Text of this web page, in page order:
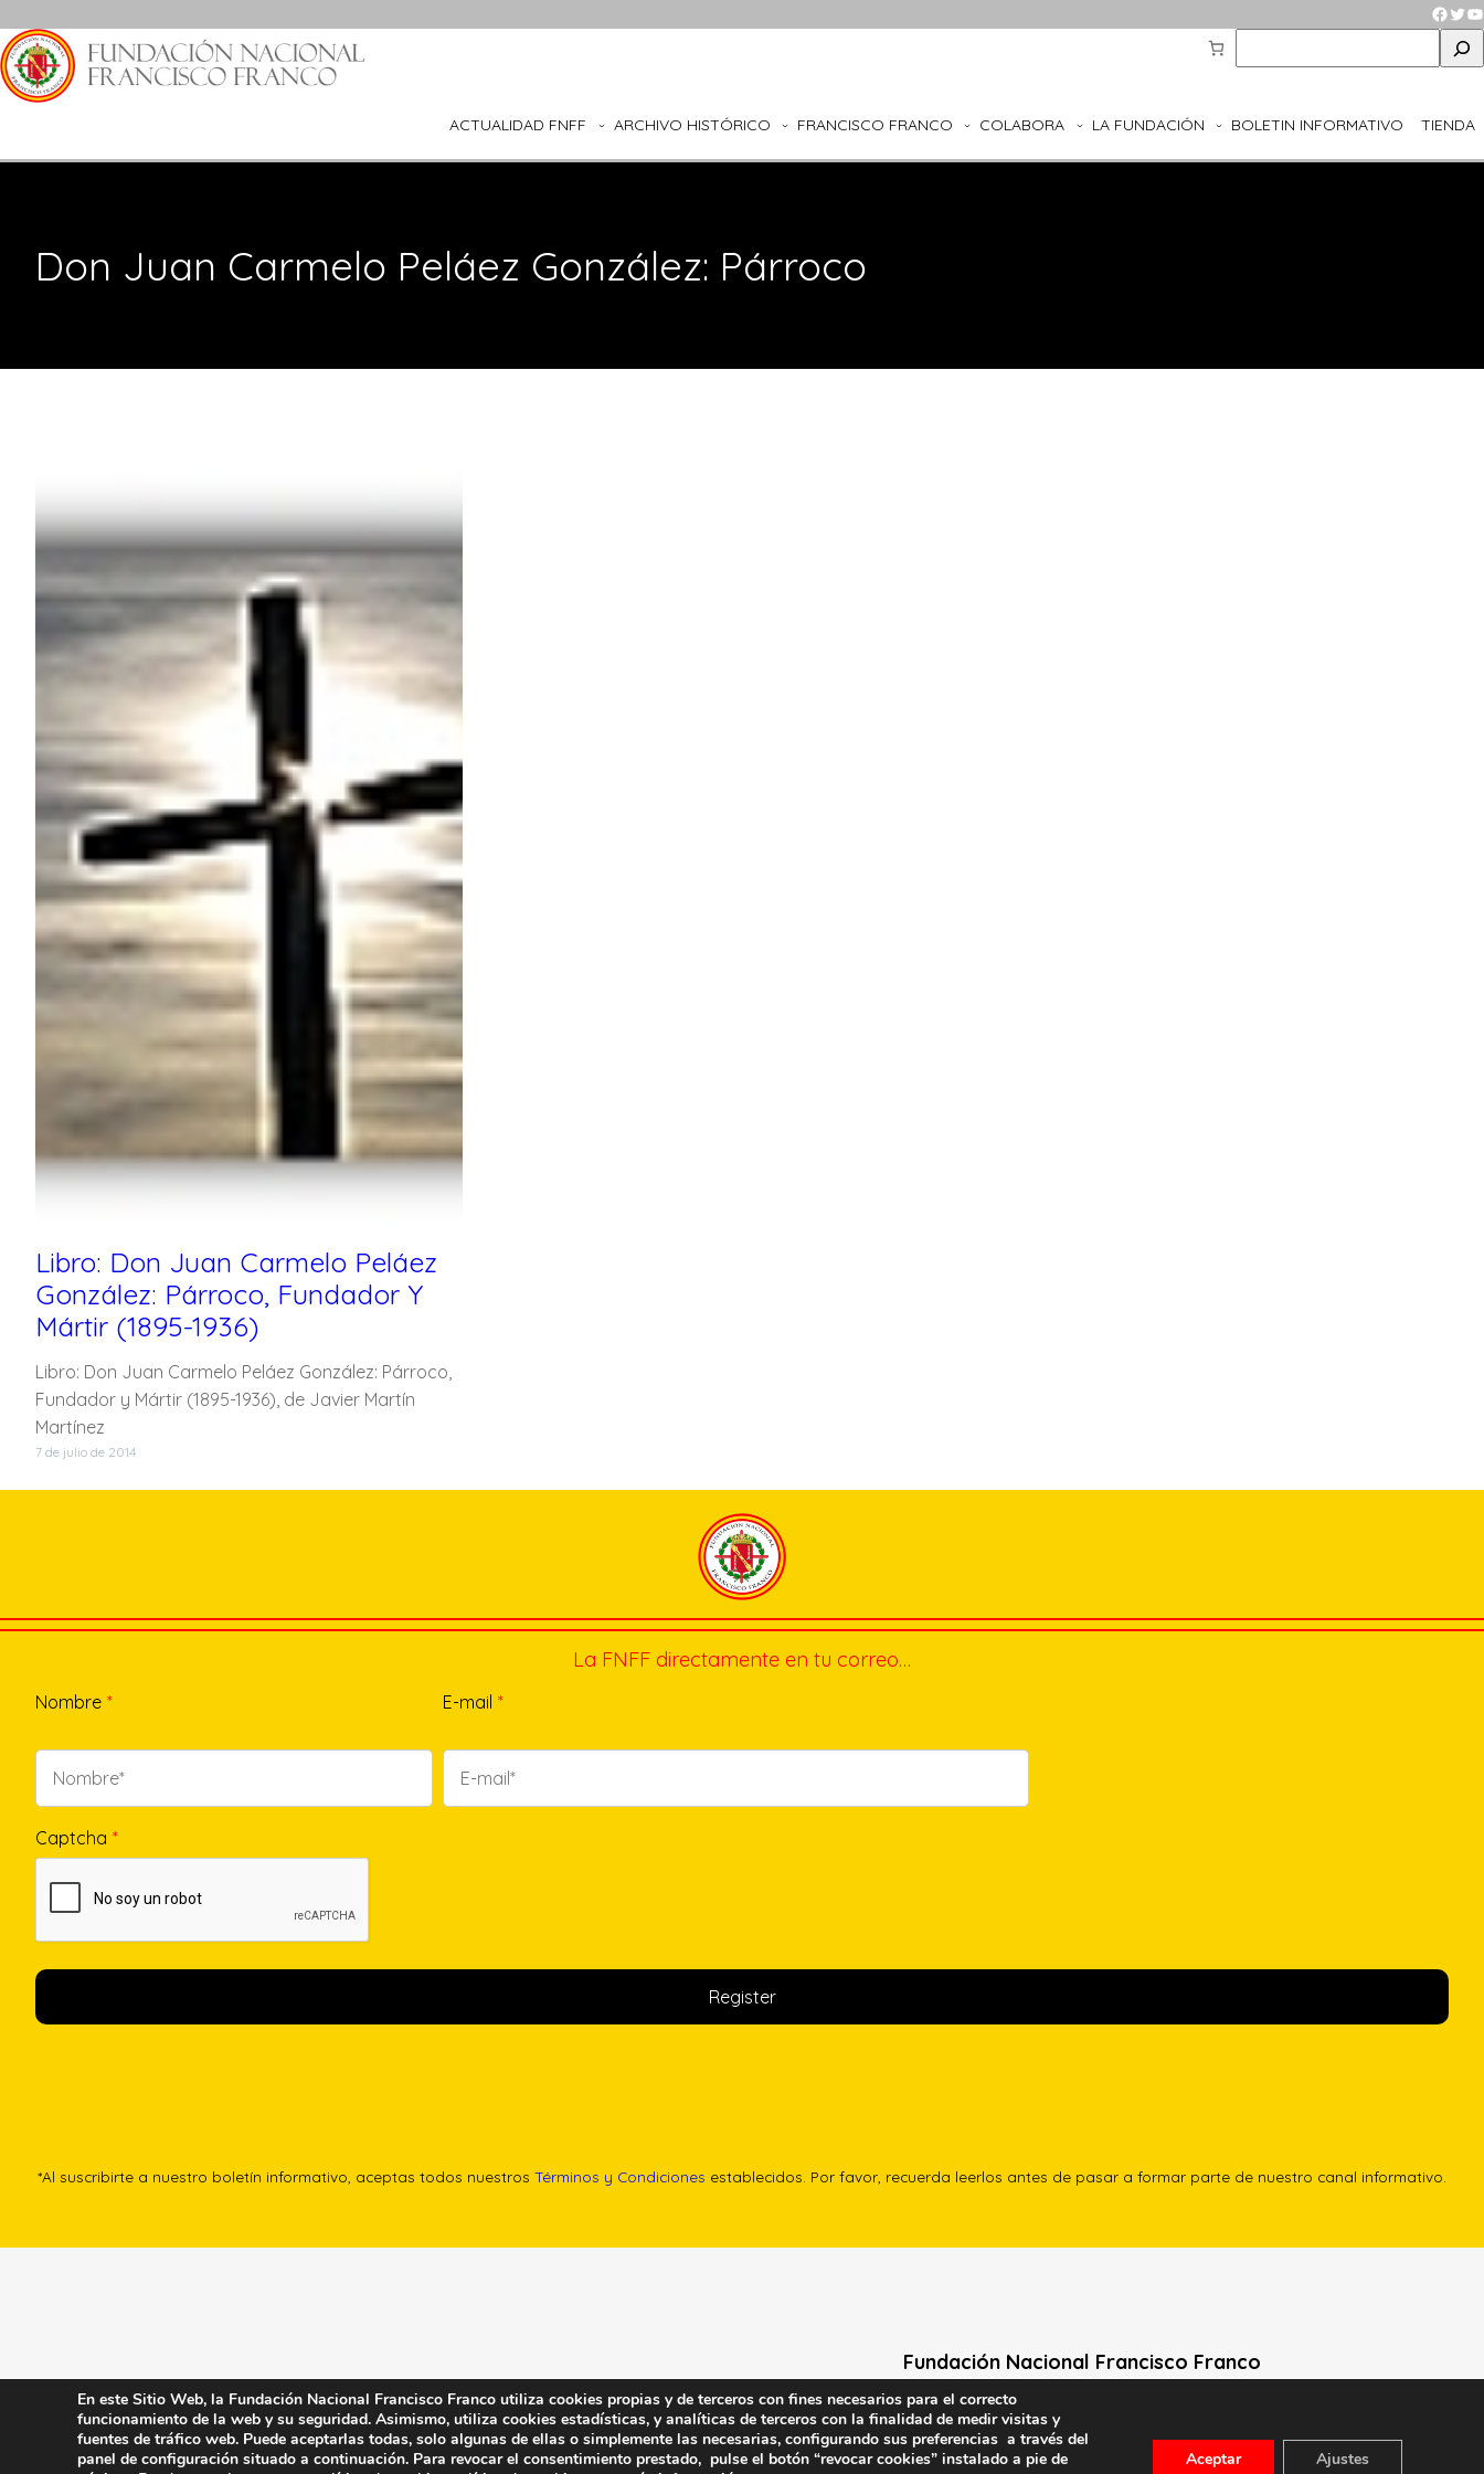
al
contenido
e
r
ACTUALIDAD FNFF ARCHIVO HISTÓRICO FRANCISCO FRANCO COLABORA LA FUNDACIÓN BOLETIN INFORMATIVO TIENDA
Don Juan Carmelo Peláez González: Párroco
Libro: Don Juan Carmelo Peláez
González: Párroco, Fundador Y
Mártir (1895-1936)
Libro: Don Juan Carmelo Peláez González: Párroco,
Fundador y Mártir (1895-1936), de Javier Martín
Martínez
7 de julio de 2014
La FNFF directamente en tu correo…
Nombre * E-mail *
Captcha *
*Al suscribirte a nuestro boletín informativo, aceptas todos nuestros Términos y Condiciones establecidos. Por favor, recuerda leerlos antes de pasar a formar parte de nuestro canal informativo.
Fundación Nacional Francisco Franco
Calle Edgar Neville, 1 -1º Izq
(antes calle General Moscardó)
28020 (Madrid) – Tel. 91 541 21 22
En este Sitio Web, la Fundación Nacional Francisco Franco utiliza cookies propias y de terceros con fines necesarios para el correcto
funcionamiento de la web y su seguridad. Asimismo, utiliza cookies estadísticas, y analíticas de terceros con la finalidad de medir visitas y
fuentes de tráfico web. Puede aceptarlas todas, solo algunas de ellas o simplemente las necesarias, configurando sus preferencias a través del
panel de configuración situado a continuación. Para revocar el consentimiento prestado, pulse el botón “revocar cookies” instalado a pie de
Aceptar Ajustes